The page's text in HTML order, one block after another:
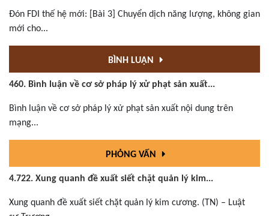
Đón FDI thế hệ mới: [Bài 3] Chuyển dịch năng lượng, không gian
mới cho...
BÌNH LUẬN
460. Bình luận về cơ sở pháp lý xử phạt sản xuất...
Bình luận về cơ sở pháp lý xử phạt sản xuất nội dung trên
mạng...
PHỎNG VẤN
4.722. Xung quanh đề xuất siết chặt quản lý kim...
Xung quanh đề xuất siết chặt quản lý kim cương. (TN) – Luật